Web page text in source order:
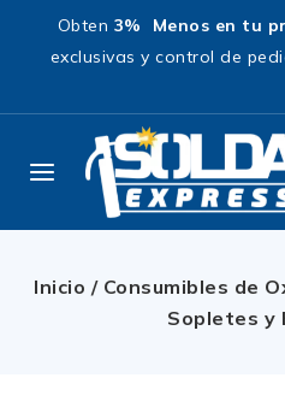
Obten 3% Menos en tu
exclusivas y control de
Inicio / Consumibles de
Sopletes y